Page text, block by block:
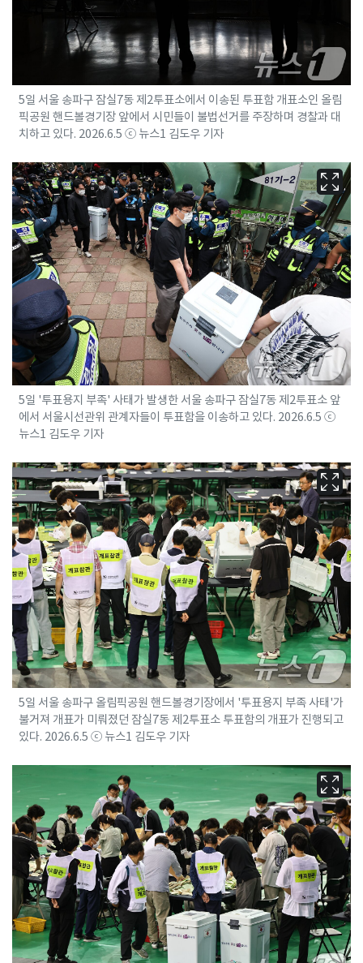
5일 서울 송파구 잠실7동 제2투표소에서 이송된 투표함 개표소인 올림
픽공원 핸드볼경기장 앞에서 시민들이 불법선거를 주장하며 경찰과 대
치하고 있다. 2026.6.5 ⓒ 뉴스1 김도우 기자
5일 '투표용지 부족' 사태가 발생한 서울 송파구 잠실7동 제2투표소 앞
에서 서울시선관위 관계자들이 투표함을 이송하고 있다. 2026.6.5 ⓒ
뉴스1 김도우 기자
5일 서울 송파구 올림픽공원 핸드볼경기장에서 '투표용지 부족 사태'가
불거져 개표가 미뤄졌던 잠실7동 제2투표소 투표함의 개표가 진행되고
있다. 2026.6.5 ⓒ 뉴스1 김도우 기자